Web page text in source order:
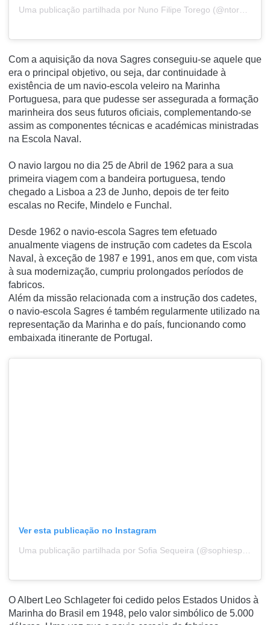
Com a aquisição da nova Sagres conseguiu-se aquele que
era o principal objetivo, ou seja, dar continuidade à
existência de um navio-escola veleiro na Marinha
Portuguesa, para que pudesse ser assegurada a formação
marinheira dos seus futuros oficiais, complementando-se
assim as componentes técnicas e académicas ministradas
na Escola Naval.
O navio largou no dia 25 de Abril de 1962 para a sua
primeira viagem com a bandeira portuguesa, tendo
chegado a Lisboa a 23 de Junho, depois de ter feito
escalas no Recife, Mindelo e Funchal.
Desde 1962 o navio-escola Sagres tem efetuado
anualmente viagens de instrução com cadetes da Escola
Naval, à exceção de 1987 e 1991, anos em que, com vista
à sua modernização, cumpriu prolongados períodos de
fabricos.
Além da missão relacionada com a instrução dos cadetes,
o navio-escola Sagres é também regularmente utilizado na
representação da Marinha e do país, funcionando como
embaixada itinerante de Portugal.
Ver esta publicação no Instagram
Uma publicação partilhada por Sofia Sequeira (@sophiespot)
O Albert Leo Schlageter foi cedido pelos Estados Unidos à
Marinha do Brasil em 1948, pelo valor simbólico de 5.000